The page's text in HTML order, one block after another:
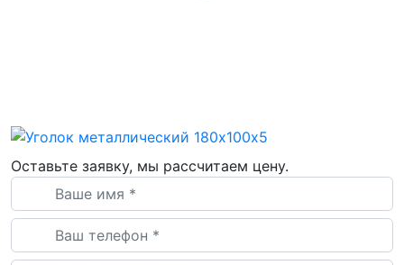
Оставьте заявку, мы рассчитаем цену.